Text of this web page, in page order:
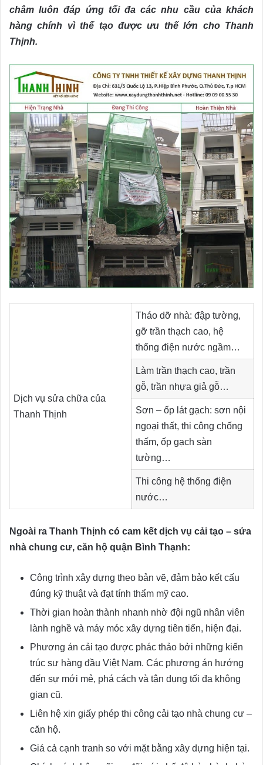
châm luôn đáp ứng tối đa các nhu cầu của khách
hàng chính vì thế tạo được ưu thế lớn cho Thanh
Thịnh.
Dịch vụ sửa chữa của
Thanh Thịnh
Tháo dỡ nhà: đập tường,
gỡ trần thạch cao, hệ
thống điện nước ngầm…
Làm trần thạch cao, trần
gỗ, trần nhựa giả gỗ…
Sơn – ốp lát gạch: sơn nội
ngoại thất, thi công chống
thấm, ốp gạch sàn
tường…
Thi công hệ thống điện
nước…
Ngoài ra Thanh Thịnh có cam kết dịch vụ cải tạo – sửa
nhà chung cư, căn hộ quận Bình Thạnh:
Công trình xây dựng theo bản vẽ, đảm bảo kết cấu
đúng kỹ thuật và đạt tính thẩm mỹ cao.
Thời gian hoàn thành nhanh nhờ đội ngũ nhân viên
lành nghề và máy móc xây dựng tiên tiến, hiện đại.
Phương án cải tạo được phác thảo bởi những kiến
trúc sư hàng đầu Việt Nam. Các phương án hướng
đến sự mới mẻ, phá cách và tận dụng tối đa không
gian cũ.
Liên hệ xin giấy phép thi công cải tạo nhà chung cư –
căn hộ.
Giá cả cạnh tranh so với mặt bằng xây dựng hiện tại.